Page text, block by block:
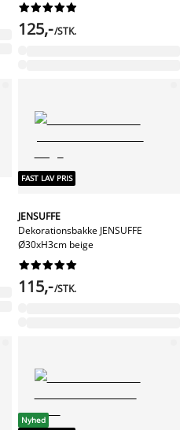






125,-/STK.
FAST LAV PRIS
JENSUFFE
Dekorationsbakke JENSUFFE
Ø30xH3cm beige






115,-/STK.
Nyhed